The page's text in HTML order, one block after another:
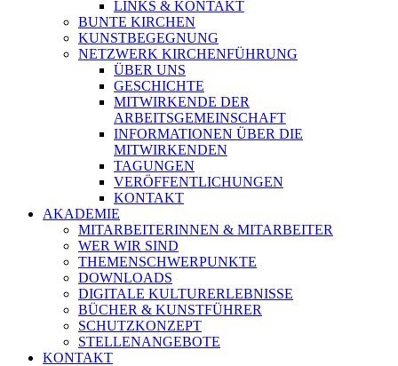
LINKS & KONTAKT
BUNTE KIRCHEN
KUNSTBEGEGNUNG
NETZWERK KIRCHENFÜHRUNG
ÜBER UNS
GESCHICHTE
MITWIRKENDE DER
ARBEITSGEMEINSCHAFT
INFORMATIONEN ÜBER DIE
MITWIRKENDEN
TAGUNGEN
VERÖFFENTLICHUNGEN
KONTAKT
AKADEMIE
MITARBEITERINNEN & MITARBEITER
WER WIR SIND
THEMENSCHWERPUNKTE
DOWNLOADS
DIGITALE KULTURERLEBNISSE
BÜCHER & KUNSTFÜHRER
SCHUTZKONZEPT
STELLENANGEBOTE
KONTAKT